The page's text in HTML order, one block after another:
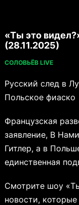
«Ты это
(28.11.2025)
СОЛОВЬЁВ LIVE
Русский след в
Польское фиаско
Французская
заявление, В
Гитлер, а в
единственная
Смотрите шоу
новости,